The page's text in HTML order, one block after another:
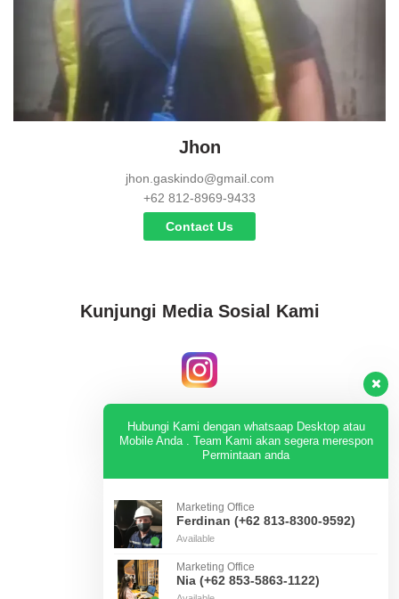
Jhon
jhon.gaskindo@gmail.com
+62 812-8969-9433
Contact Us
Kunjungi Media Sosial Kami
KUNJUNGI
Tiktok
Hubungi Kami dengan whatsaap Desktop atau
Mobile Anda . Team Kami akan segera merespon
Permintaan anda
Marketing Office
Ferdinan (+62 813-8300-9592)
Available
Marketing Office
Nia (+62 853-5863-1122)